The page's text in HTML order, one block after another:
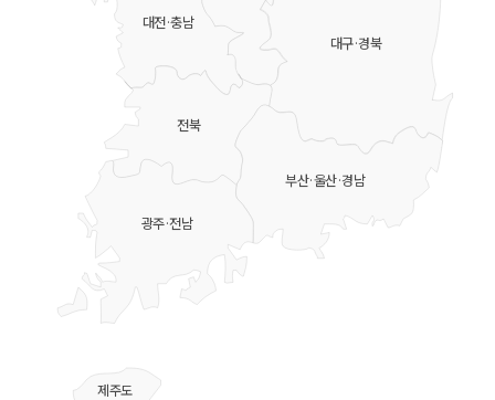
대전·충남
대구·경북
부산·울산·경남
전북
광주·전남
제주도